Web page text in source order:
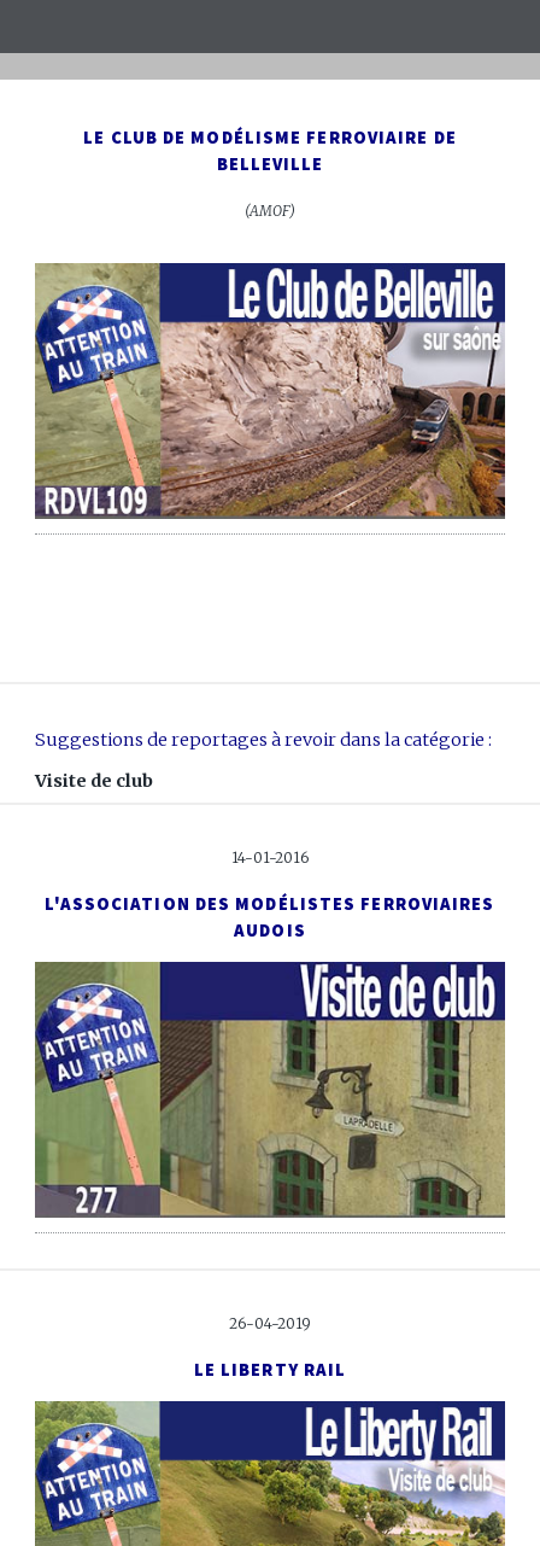
LE CLUB DE MODÉLISME FERROVIAIRE DE
BELLEVILLE
(AMOF)
Suggestions de reportages à revoir dans la catégorie :
Visite de club
14-01-2016
L'ASSOCIATION DES MODÉLISTES FERROVIAIRES
AUDOIS
26-04-2019
LE LIBERTY RAIL